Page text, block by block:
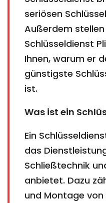
seriösen
Außerdem
Schlüsseldienst
Ihnen, warum er
günstigste
ist.
Was ist ein
Ein
das
Schließtechnik
anbietet. Dazu
und Montage